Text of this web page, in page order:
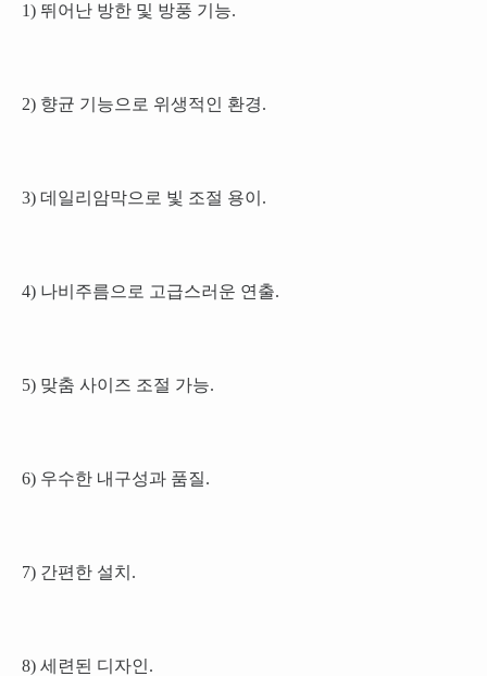
1) 뛰어난 방한 및 방풍 기능.
2) 향균 기능으로 위생적인 환경.
3) 데일리암막으로 빛 조절 용이.
4) 나비주름으로 고급스러운 연출.
5) 맞춤 사이즈 조절 가능.
6) 우수한 내구성과 품질.
7) 간편한 설치.
8) 세련된 디자인.